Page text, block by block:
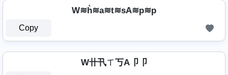
W≋h͛≋a≋t≋sA≋p≋p
Copy
W卄卂ㄒ丂A卩卩